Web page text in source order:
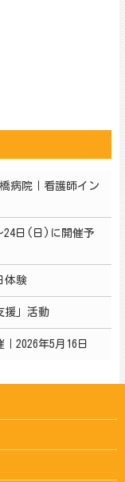
病院｜看護師イン
24日(日)に開催予
体験
援」活動
2026年5月16日